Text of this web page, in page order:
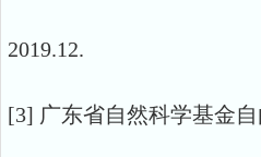
2019.12.
[3] 广东省自然科学基金